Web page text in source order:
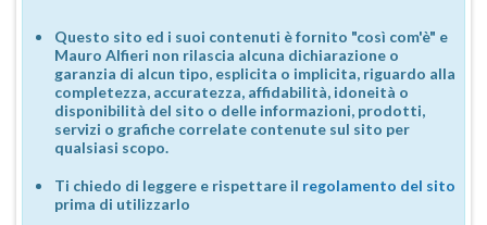
Questo sito ed i suoi contenuti è fornito "così com'è" e
Mauro Alfieri non rilascia alcuna dichiarazione o
garanzia di alcun tipo, esplicita o implicita, riguardo alla
completezza, accuratezza, affidabilità, idoneità o
disponibilità del sito o delle informazioni, prodotti,
servizi o grafiche correlate contenute sul sito per
qualsiasi scopo.
Ti chiedo di leggere e rispettare il regolamento del sito
prima di utilizzarlo